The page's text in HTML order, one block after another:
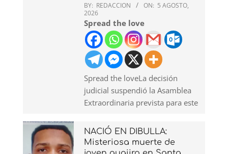
BY: REDACCION ON: 5 AGOSTO,
2026
Spread the love
Spread the loveLa decisión
judicial suspendió la Asamblea
Extraordinaria prevista para este
NACIÓ EN DIBULLA:
Misteriosa muerte de